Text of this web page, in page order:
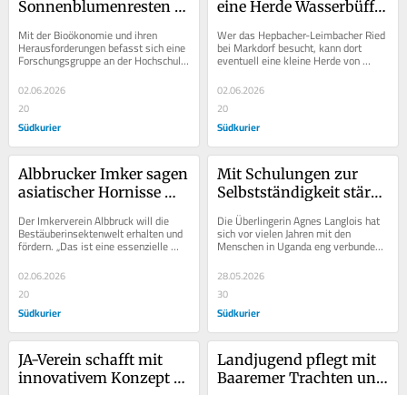
Sonnenblumenresten
Verpackungen werden
können
Mit der Bioökonomie und ihren
Herausforderungen befasst sich eine
Forschungsgruppe an der Hochschule
Reutlingen. Heute würden auf
begrenzten...
02.06.2026
20
Südkurier
eine Herde Wasserbüffel
Wer das Hepbacher-Leimbacher Ried
bei Markdorf besucht, kann dort
eventuell eine kleine Herde von
stattlichen Tiere...
02.06.2026
20
Südkurier
Albbrucker Imker sagen
asiatischer Hornisse
Der Imkerverein Albbruck will die
Bestäuberinsektenwelt erhalten und
fördern. „Das ist eine essenzielle
Aufgabe für die Gesellschaft, denn
Bienen...
02.06.2026
20
Südkurier
Mit Schulungen zur
Selbstständigkeit stärkt
ein Verein Jugend und
Frauen in Uganda
Die Überlingerin Agnes Langlois hat
sich vor vielen Jahren mit den
Menschen in Uganda eng verbunden.
Die ehemalige Lehrerin der...
28.05.2026
30
Südkurier
JA-Verein schafft mit
innovativem Konzept
Landjugend pflegt mit
Baaremer Trachten und